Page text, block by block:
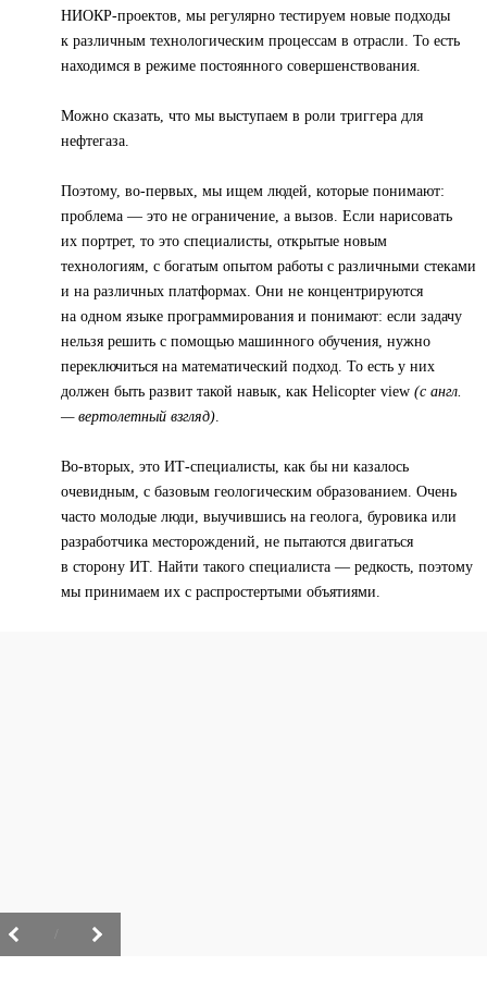
НИОКР-проектов, мы регулярно тестируем новые подходы
к различным технологическим процессам в отрасли. То есть
находимся в режиме постоянного совершенствования.
Можно сказать, что мы выступаем в роли триггера для
нефтегаза.
Поэтому, во-первых, мы ищем людей, которые понимают:
проблема — это не ограничение, а вызов. Если нарисовать
их портрет, то это специалисты, открытые новым
технологиям, с богатым опытом работы с различными стеками
и на различных платформах. Они не концентрируются
на одном языке программирования и понимают: если задачу
нельзя решить с помощью машинного обучения, нужно
переключиться на математический подход. То есть у них
должен быть развит такой навык, как Helicopter view (с англ.
— вертолетный взгляд).
Во-вторых, это ИТ-специалисты, как бы ни казалось
очевидным, с базовым геологическим образованием. Очень
часто молодые люди, выучившись на геолога, буровика или
разработчика месторождений, не пытаются двигаться
в сторону ИТ. Найти такого специалиста — редкость, поэтому
мы принимаем их с распростертыми объятиями.